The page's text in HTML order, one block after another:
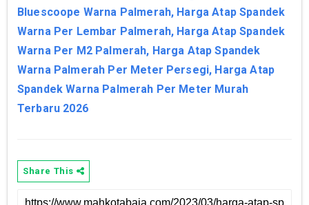
Bluescoope Warna Palmerah, Harga Atap Spandek
Warna Per Lembar Palmerah, Harga Atap Spandek
Warna Per M2 Palmerah, Harga Atap Spandek
Warna Palmerah Per Meter Persegi, Harga Atap
Spandek Warna Palmerah Per Meter Murah
Terbaru 2026
Share This